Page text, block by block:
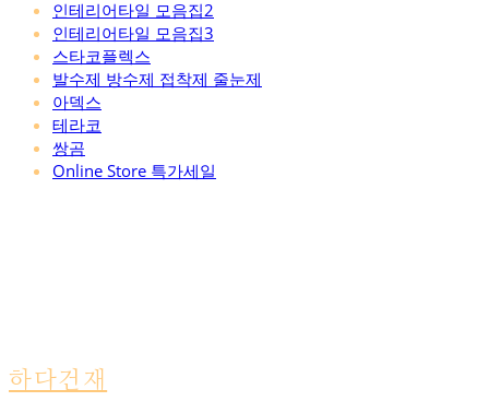
인테리어타일 모음집2
인테리어타일 모음집3
스타코플렉스
발수제 방수제 접착제 줄눈제
아덱스
테라코
쌍곰
Online Store 특가세일
하다건재